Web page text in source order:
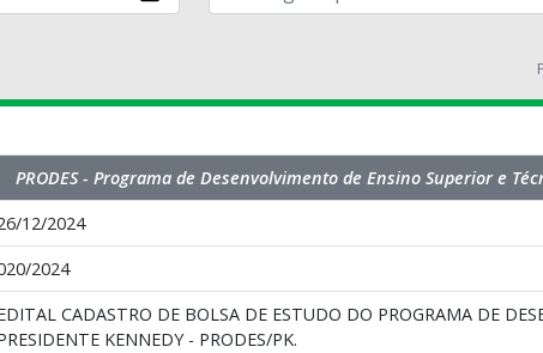
PRODES - Programa de Desenvolvimento de Ensino Superior e
12/2024
2024
CADASTRO DE BOLSA DE ESTUDO DO PROGRAMA DE
KENNEDY - PRODES/PK.